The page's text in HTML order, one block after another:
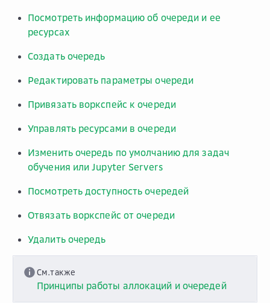
Посмотреть информацию об очереди и ее
ресурсах
Создать очередь
Редактировать параметры очереди
Привязать воркспейс к очереди
Управлять ресурсами в очереди
Изменить очередь по умолчанию для задач
обучения или Jupyter Servers
Посмотреть доступность очередей
Отвязать воркспейс от очереди
Удалить очередь
См.также
Принципы работы аллокаций и очередей